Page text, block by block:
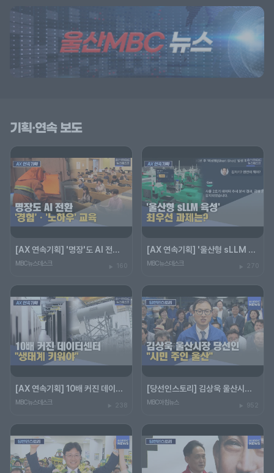
기획·연속 보도
[AX 연속기획] '명장'도 AI 전환‥"경험·노하우도 교육"
MBC뉴스데스크
[AX 연속기획] '울산형 sLLM 육성' 최우선 과제는?
MBC뉴스데스크 270
[AX 연속기획] 10배 커진 데이터센터 "생태계 키워야"
MBC뉴스데스크 238
[당선인스토리] 김상욱 울산시장 당선인 "시민 주인 울산"
MBC아침뉴스